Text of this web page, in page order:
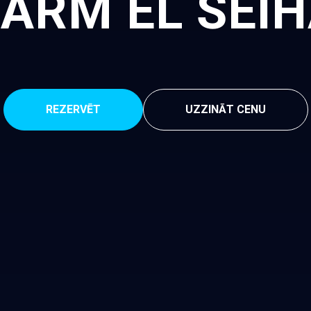
REZERVĒT UZZINĀT CENU